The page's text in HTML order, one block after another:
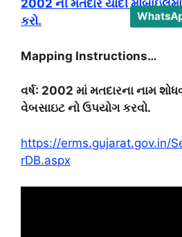
2002 ની મતદાર યાદી
કરો.
Mapping Instructions…
વર્ષ: 2002 માં મતદારના નામ
વેબસાઇટ નો ઉપયોગ કરવો.
https://erms.gujarat.gov.in/
rDB.aspx